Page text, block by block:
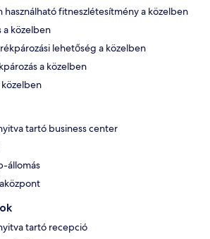
használható fitneszlétesítmény a közelben
a közelben
lehetőség a közelben
a közelben
közelben
tartó business center
állomás
tartó recepció